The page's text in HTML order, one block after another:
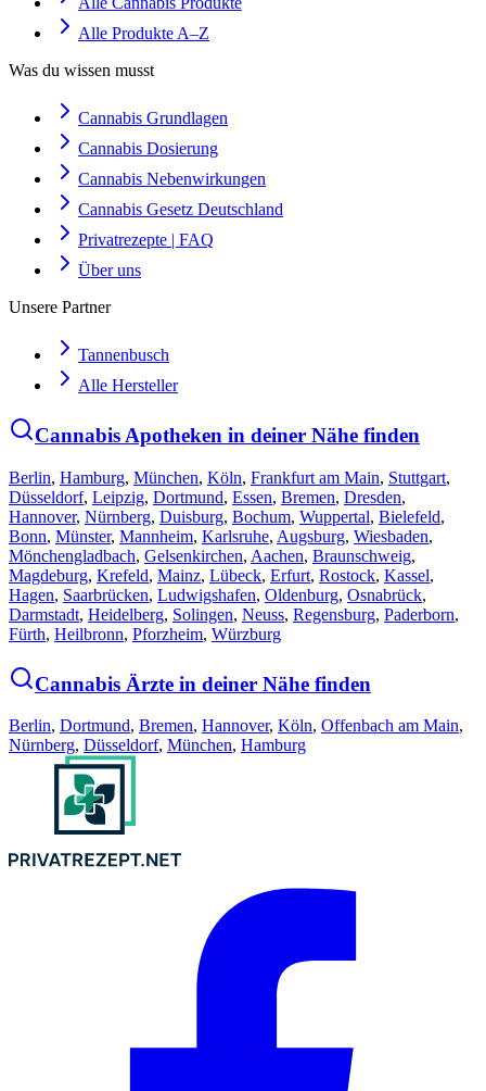
Alle Produkte A–Z
Was du wissen musst
Cannabis Grundlagen
Cannabis Dosierung
Cannabis Nebenwirkungen
Cannabis Gesetz Deutschland
Privatrezepte | FAQ
Über uns
Unsere Partner
Tannenbusch
Alle Hersteller
Cannabis Apotheken in deiner Nähe finden
Berlin, Hamburg, München, Köln, Frankfurt am Main, Stuttgart,
Düsseldorf, Leipzig, Dortmund, Essen, Bremen, Dresden,
Hannover, Nürnberg, Duisburg, Bochum, Wuppertal, Bielefeld,
Bonn, Münster, Mannheim, Karlsruhe, Augsburg, Wiesbaden,
Mönchengladbach, Gelsenkirchen, Aachen, Braunschweig,
Magdeburg, Krefeld, Mainz, Lübeck, Erfurt, Rostock, Kassel,
Hagen, Saarbrücken, Ludwigshafen, Oldenburg, Osnabrück,
Darmstadt, Heidelberg, Solingen, Neuss, Regensburg, Paderborn,
Fürth, Heilbronn, Pforzheim, Würzburg
Cannabis Ärzte in deiner Nähe finden
Berlin, Dortmund, Bremen, Hannover, Köln, Offenbach am Main,
Nürnberg, Düsseldorf, München, Hamburg